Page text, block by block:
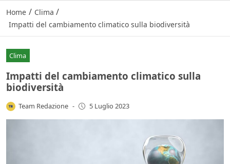
Home / Clima /
Impatti del cambiamento climatico sulla biodiversità
Clima
Impatti del cambiamento climatico sulla
biodiversità
Team Redazione - 5 Luglio 2023